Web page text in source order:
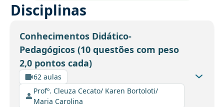
Disciplinas
Conhecimentos Didático-
Pedagógicos (10 questões com peso
2,0 pontos cada)
62 aulas
Profº. Cleuza Cecato/ Karen Bortoloti/
Maria Carolina